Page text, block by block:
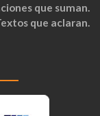
que suman.
que aclaran.